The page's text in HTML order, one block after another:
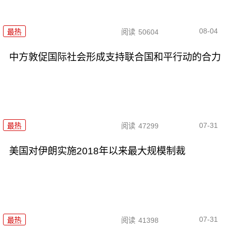
最热 阅读 50604 08-04
中方敦促国际社会形成支持联合国和平行动的合力
最热 阅读 47299 07-31
美国对伊朗实施2018年以来最大规模制裁
最热 阅读 41398 07-31